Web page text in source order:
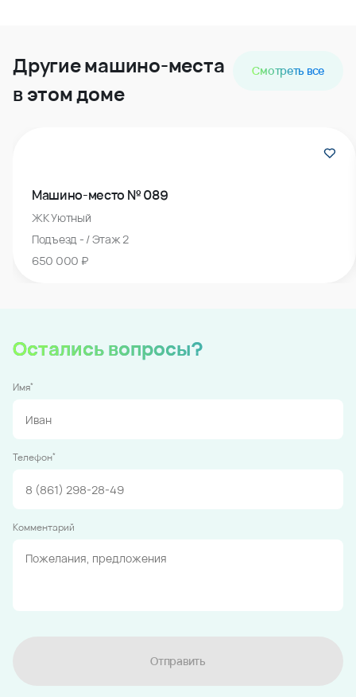
Другие машино-места
в этом доме
Смотреть все
Машино-место № 089
ЖК Уютный
Подъезд - / Этаж 2
650 000 ₽
Остались вопросы?
Имя*
Телефон*
Комментарий
Отправить